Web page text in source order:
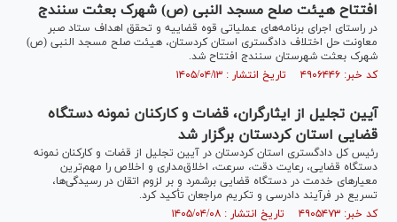
افتتاح هیئت صلح مسجد النبی (ص) شهرک بعثت سنندج
در راستای اجرای برنامه‌های عملیاتی قوه قضاییه و تحقق اهداف ستاد صبر
معاونت حل اختلاف دادگستری استان کردستان، هیئت صلح مسجد النبی (ص)
شهرک بعثت شهرستان سنندج افتتاح شد.
کد خبر: ۴۹۰۶۴۴۶ تاریخ انتشار : ۱۴۰۵/۰۴/۱۳
آیین تجلیل از ایثارگران، قضات و کارکنان نمونه دستگاه
قضایی استان کردستان برگزار شد
رئیس کل دادگستری استان کردستان در آیین تجلیل از قضات و کارکنان نمونه
دستگاه قضایی، رعایت دقت، سرعت، اخلاق‌مداری و اخلاص را مهم‌ترین
معیارهای خدمت در دستگاه قضایی برشمرد و بر لزوم اتقان در رسیدگی‌ها،
تسریع در فرآیند دادرسی و تکریم مراجعان تأکید کرد.
کد خبر: ۴۹۰۵۴۷۳ تاریخ انتشار : ۱۴۰۵/۰۴/۰۸